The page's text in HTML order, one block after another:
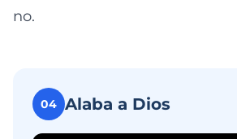
no.
04 Alaba a Dios